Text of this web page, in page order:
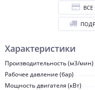
Характеристики
Производительность (м3/мин)
Рабочее давление (бар)
Мощность двигателя (кВт)